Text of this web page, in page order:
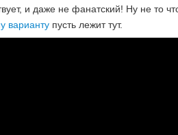
и даже не фанатский! Ну не то
варианту пусть лежит тут.